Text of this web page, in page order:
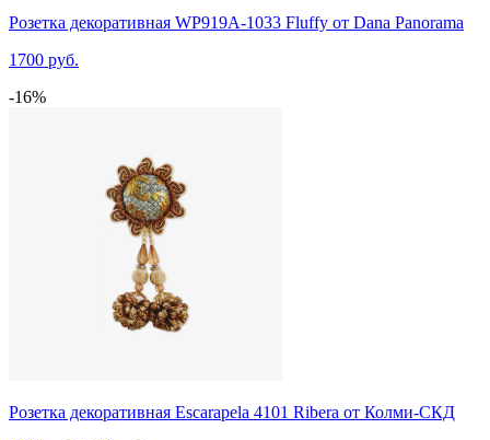
Розетка декоративная WP919A-1033 Fluffy от Dana Panorama
1700 руб.
-16%
Розетка декоративная Escarapela 4101 Ribera от Колми-СКД